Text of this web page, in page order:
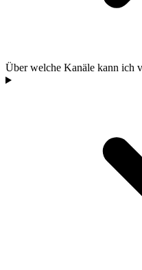
Über welche Kanäle kann ich